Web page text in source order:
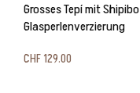
Grosses Tepí mit Shipibo
Glasperlenverzierung
CHF129.00